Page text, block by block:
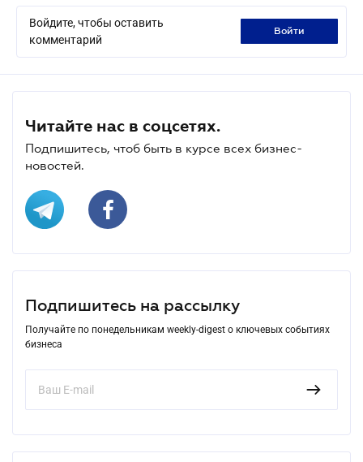
Войдите, чтобы оставить
комментарий
войти
Читайте нас в соцсетях.
Подпишитесь, чтоб быть в курсе всех бизнес-
новостей.
Подпишитесь на рассылку
Получайте по понедельникам weekly-digest о ключевых событиях
бизнеса